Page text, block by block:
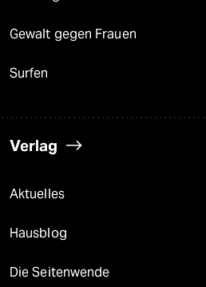
Gewalt gegen Frauen
Surfen
Verlag
Aktuelles
Hausblog
Die Seitenwende